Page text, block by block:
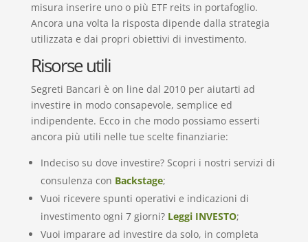
misura inserire uno o più ETF reits in portafoglio.
Ancora una volta la risposta dipende dalla strategia
utilizzata e dai propri obiettivi di investimento.
Risorse utili
Segreti Bancari è on line dal 2010 per aiutarti ad
investire in modo consapevole, semplice ed
indipendente. Ecco in che modo possiamo esserti
ancora più utili nelle tue scelte finanziarie:
Indeciso su dove investire? Scopri i nostri servizi di
consulenza con Backstage;
Vuoi ricevere spunti operativi e indicazioni di
investimento ogni 7 giorni? Leggi INVESTO;
Vuoi imparare ad investire da solo, in completa